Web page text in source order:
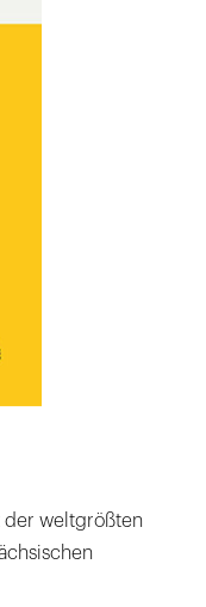
der weltgrößten